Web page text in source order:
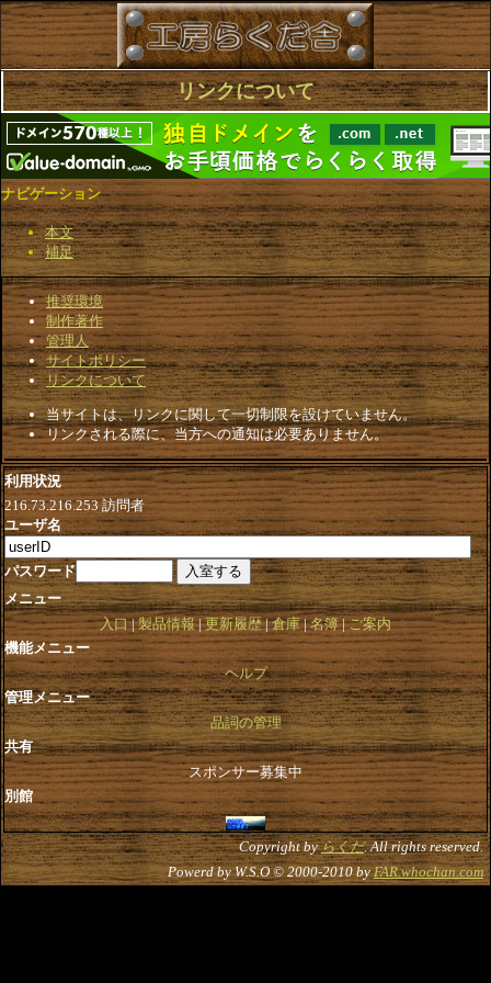
リンクについて
ナビゲーション
本文
補足
推奨環境
制作著作
管理人
サイトポリシー
リンクについて
当サイトは、リンクに関して一切制限を設けていません。
リンクされる際に、当方への通知は必要ありません。
利用状況
216.73.216.253訪問者
ユーザ名
パスワード
メニュー
入口 製品情報 更新履歴 倉庫 名簿 ご案内
機能メニュー
ヘルプ
管理メニュー
品詞の管理
共有
スポンサー募集中
別館
Copyright byらくだ. All rights reserved.
Powerd by W.S.O © 2000-2010 byFAR.whochan.com